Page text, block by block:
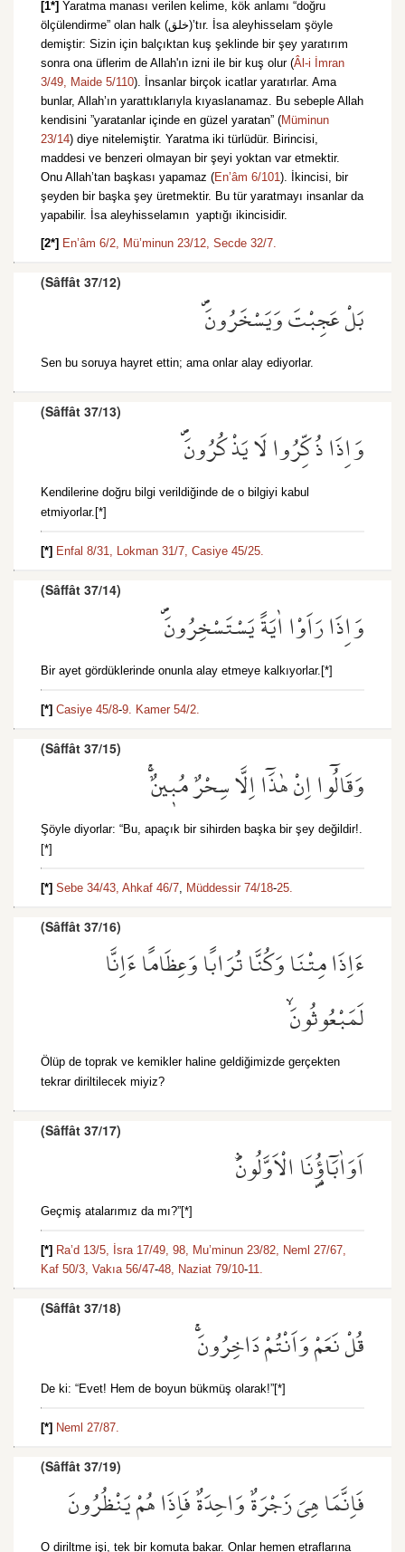
[1*] Yaratma manası verilen kelime, kök anlamı “doğru
ölçülendirme” olan halk (خلق)’tır. İsa aleyhisselam şöyle
demiştir: Sizin için balçıktan kuş şeklinde bir şey yaratırım
sonra ona üflerim de Allah'ın izni ile bir kuş olur (Âl-i İmran
3/49, Maide 5/110). İnsanlar birçok icatlar yaratırlar. Ama
bunlar, Allah’ın yarattıklarıyla kıyaslanamaz. Bu sebeple Allah
kendisini ”yaratanlar içinde en güzel yaratan” (Müminun
23/14) diye nitelemiştir. Yaratma iki türlüdür. Birincisi,
maddesi ve benzeri olmayan bir şeyi yoktan var etmektir.
Onu Allah’tan başkası yapamaz (En’âm 6/101). İkincisi, bir
şeyden bir başka şey üretmektir. Bu tür yaratmayı insanlar da
yapabilir. İsa aleyhisselamın yaptığı ikincisidir.
[2*] En’âm 6/2, Mü’minun 23/12, Secde 32/7.
(Sâffât 37/12)
بَلْ عَجِبْتَ وَيَسْخَرُونَۖ
Sen bu soruya hayret ettin; ama onlar alay ediyorlar.
(Sâffât 37/13)
وَاِذَا ذُكِّرُوا لَا يَذْكُرُونَۖ
Kendilerine doğru bilgi verildiğinde de o bilgiyi kabul
etmiyorlar.[*]
[*] Enfal 8/31, Lokman 31/7, Casiye 45/25.
(Sâffât 37/14)
وَاِذَا رَاَوْا اٰيَةً يَسْتَسْخِرُونَۖ
Bir ayet gördüklerinde onunla alay etmeye kalkıyorlar.[*]
[*] Casiye 45/8-9. Kamer 54/2.
(Sâffât 37/15)
وَقَالُٓوا اِنْ هٰذَٓا اِلَّا سِحْرٌ مُب۪ينٌۚ
Şöyle diyorlar: “Bu, apaçık bir sihirden başka bir şey değildir!.
[*]
[*] Sebe 34/43, Ahkaf 46/7, Müddessir 74/18-25.
(Sâffât 37/16)
ءَاِذَا مِتْنَا وَكُنَّا تُرَابًا وَعِظَامًا ءَاِنَّا
لَمَبْعُوثُونَۙ
Ölüp de toprak ve kemikler haline geldiğimizde gerçekten
tekrar diriltilecek miyiz?
(Sâffât 37/17)
اَوَاٰبَٓاؤُ۬نَا الْاَوَّلُونَۜ
Geçmiş atalarımız da mı?”[*]
[*] Ra’d 13/5, İsra 17/49, 98, Mu’minun 23/82, Neml 27/67,
Kaf 50/3, Vakıa 56/47-48, Naziat 79/10-11.
(Sâffât 37/18)
قُلْ نَعَمْ وَاَنْتُمْ دَاخِرُونَۚ
De ki: “Evet! Hem de boyun bükmüş olarak!”[*]
[*] Neml 27/87.
(Sâffât 37/19)
فَاِنَّمَا هِيَ زَجْرَةٌ وَاحِدَةٌ فَاِذَا هُمْ يَنْظُرُونَ
O diriltme işi, tek bir komuta bakar. Onlar hemen etraflarına